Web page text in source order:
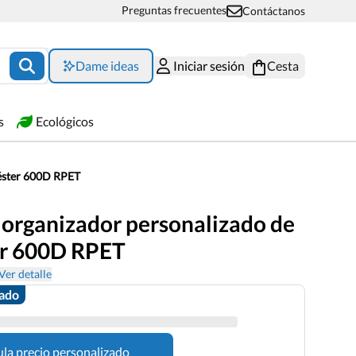
Preguntas frecuentes Contáctanos
Dame ideas Iniciar sesión Cesta
Ecológicos
600D RPET
personalizado de
600D RPET
detalle
precio personalizado